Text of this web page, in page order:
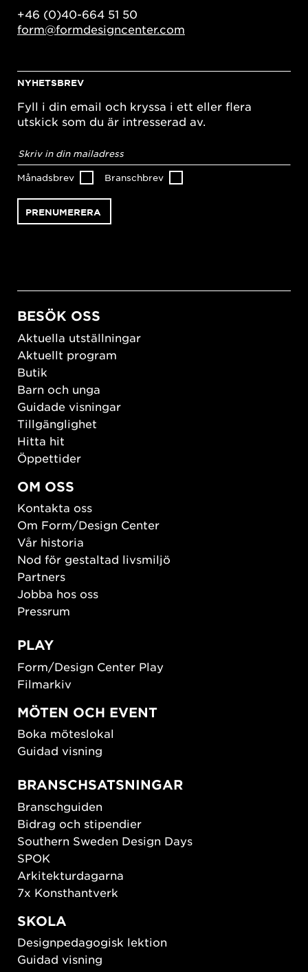
+46 (0)40-664 51 50
form@formdesigncenter.com
NYHETSBREV
Fyll i din email och kryssa i ett eller flera
utskick som du är intresserad av.
postadress*
Månadsbrev Branschbrev
BESÖK OSS
Aktuella utställningar
Aktuellt program
Butik
Barn och unga
Guidade visningar
Tillgänglighet
Hitta hit
Öppettider
OM OSS
Kontakta oss
Om Form/Design Center
Vår historia
Nod för gestaltad livsmiljö
Partners
Jobba hos oss
Pressrum
PLAY
Form/Design Center Play
Filmarkiv
MÖTEN OCH EVENT
Boka möteslokal
Guidad visning
BRANSCHSATSNINGAR
Branschguiden
Bidrag och stipendier
Southern Sweden Design Days
SPOK
Arkitekturdagarna
7x Konsthantverk
SKOLA
Designpedagogisk lektion
Guidad visning